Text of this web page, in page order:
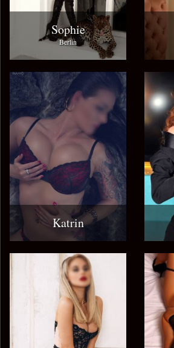
Sophie
Berlin
Katrin